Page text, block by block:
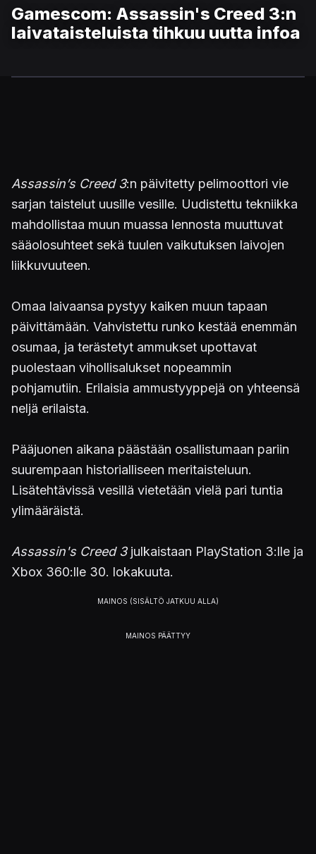
Gamescom: Assassin's Creed 3:n
laivataisteluista tihkuu uutta infoa
Assassin’s Creed 3:n päivitetty pelimoottori vie
sarjan taistelut uusille vesille. Uudistettu tekniikka
mahdollistaa muun muassa lennosta muuttuvat
sääolosuhteet sekä tuulen vaikutuksen laivojen
liikkuvuuteen.
Omaa laivaansa pystyy kaiken muun tapaan
päivittämään. Vahvistettu runko kestää enemmän
osumaa, ja terästetyt ammukset upottavat
puolestaan vihollisalukset nopeammin
pohjamutiin. Erilaisia ammustyyppejä on yhteensä
neljä erilaista.
Pääjuonen aikana päästään osallistumaan pariin
suurempaan historialliseen meritaisteluun.
Lisätehtävissä vesillä vietetään vielä pari tuntia
ylimääräistä.
Assassin's Creed 3julkaistaan PlayStation 3:lle ja
Xbox 360:lle 30. lokakuuta.